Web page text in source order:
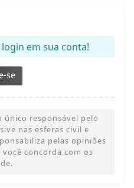
em sua conta!
se
responsável pelo
nas esferas civil e
pelas opiniões
concorda com os